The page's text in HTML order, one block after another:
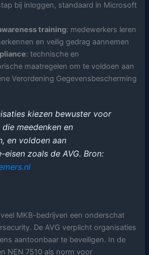
bij inloggen, standaard in Microsoft
training: medewerkers leren
en veilig gedrag aannemen
: technische en
maatregelen om te voldoen aan
Verordening Gegevensbescherming
kiezen bewuster voor
meedenken en
en voldoen aan
eisen zoals de AVG. Bron:
MKB-bedrijven een onderschat
De AVG verplicht organisaties
aantoonbaar te beveiligen. In de
NEN 7510 als norm voor